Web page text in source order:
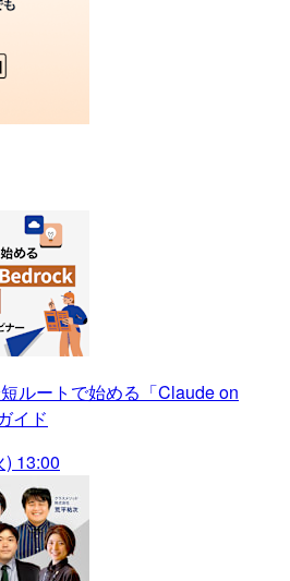
ルートで始める「Claude on
イド
13:00